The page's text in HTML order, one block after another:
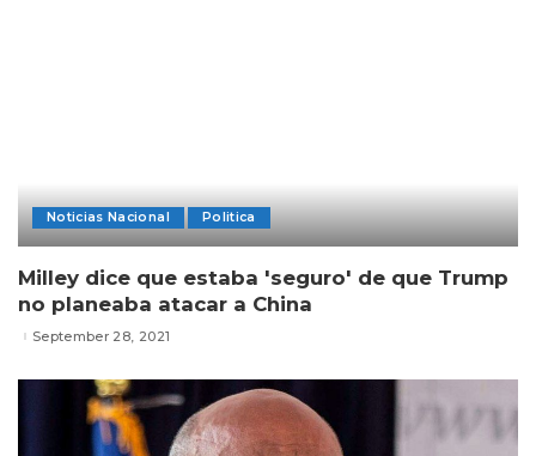
Noticias Nacional Politica
Milley dice que estaba 'seguro' de que Trump
no planeaba atacar a China
September 28, 2021